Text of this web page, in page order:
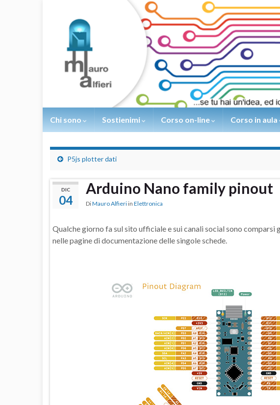
Chi sono Sostienimi Corso on-line Corso in aula
P5js plotter dati
DIC
04
Arduino Nano family pinout
DiMauro Alfieri in Elettronica
Qualche giorno fa sul sito ufficiale e sui canali social sono
nelle pagine di documentazione delle singole schede.